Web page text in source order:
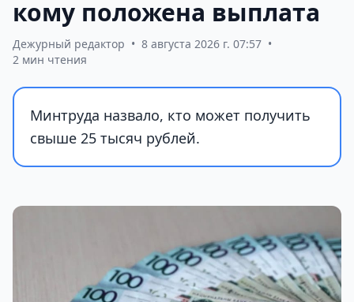
кому положена выплата
Дежурный редактор • 8 августа 2026 г. 07:57 •
2 мин чтения
Минтруда назвало, кто может получить
свыше 25 тысяч рублей.